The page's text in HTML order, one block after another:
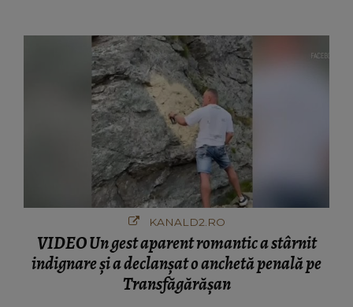
KANALD2.RO
VIDEO Un gest aparent romantic a stârnit
indignare și a declanșat o anchetă penală pe
Transfăgărășan